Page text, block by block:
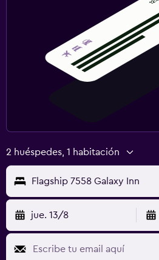
2 huéspedes, 1 habitación
Flagship 7558 Galaxy Inn
jue. 13/8